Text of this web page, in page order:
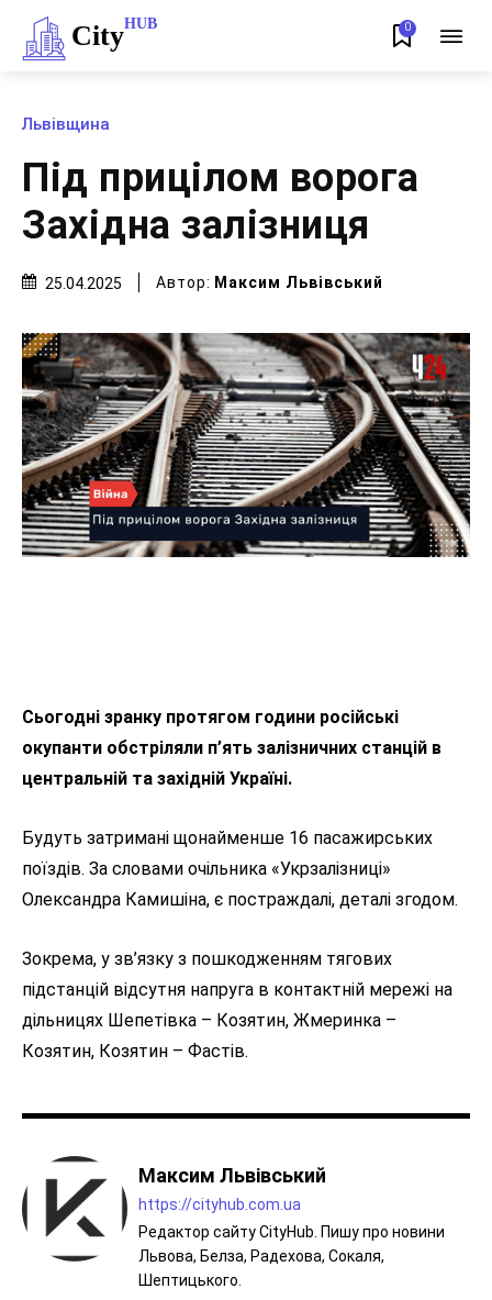
CityHUB 0
Львівщина
Під прицілом ворога
Західна залізниця
25.04.2025 Автор: Максим Львівський
Сьогодні зранку протягом години російські
окупанти обстріляли п’ять залізничних станцій в
центральній та західній Україні.
Будуть затримані щонайменше 16 пасажирських
поїздів. За словами очільника «Укрзалізниці»
Олександра Камишіна, є постраждалі, деталі згодом.
Зокрема, у зв’язку з пошкодженням тягових
підстанцій відсутня напруга в контактній мережі на
дільницях Шепетівка – Козятин, Жмеринка –
Козятин, Козятин – Фастів.
Максим Львівський
https://cityhub.com.ua
Редактор сайту CityHub. Пишу про новини
Львова, Белза, Радехова, Сокаля,
Шептицького.